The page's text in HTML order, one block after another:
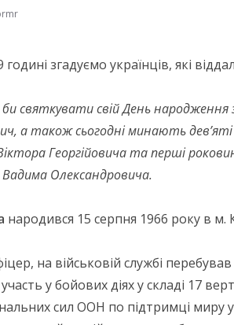
згадуємо українців, які
би святкувати свій День народження
а також сьогодні минають дев’яті
Георгійовича та перші
Олександровича.
народився 15 серпня 1966 року в
на військовій службі
у бойових діях у складі 17
сил ООН по підтримці миру